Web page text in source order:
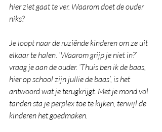
hier ziet gaat te ver. Waarom doet de ouder
niks?
Je loopt naar de ruziënde kinderen om ze uit
elkaar te halen. ‘Waarom grijp je niet in?’
vraag je aan de ouder. ‘Thuis ben ik de baas,
hier op school zijn jullie de baas’, is het
antwoord wat je terugkrijgt. Met je mond vol
tanden sta je perplex toe te kijken, terwijl de
kinderen het goedmaken.